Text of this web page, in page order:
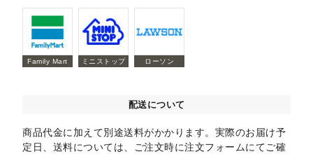
Family Mart ミニストップ ローソン
配送について
商品代金に加えて別途送料がかかります。実際のお届け予
定日、送料については、ご注文時に注文フォームにてご確